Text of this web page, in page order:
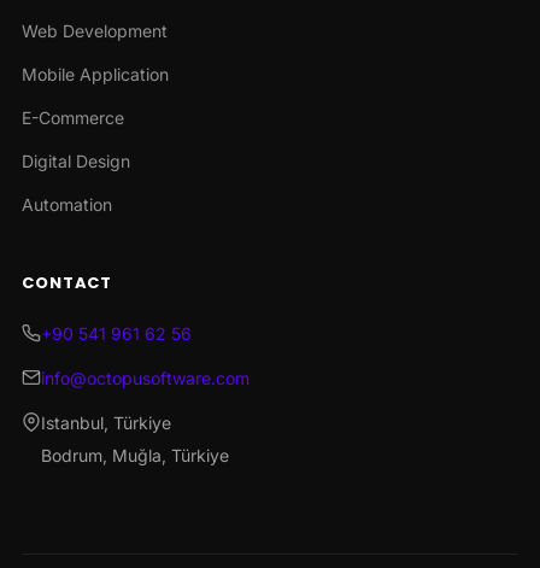
Web Development
Mobile Application
E-Commerce
Digital Design
Automation
CONTACT
+90 541 961 62 56
info@octopusoftware.com
Istanbul, Türkiye
Bodrum, Muğla, Türkiye